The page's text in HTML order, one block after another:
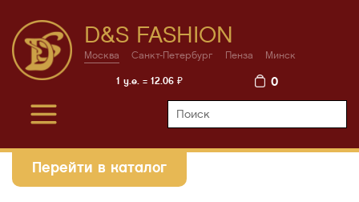
D&S FASHION
Москва Санкт-Петербург Пенза Минск
1 у.е. = 12.06 ₽ 0
Перейти в каталог